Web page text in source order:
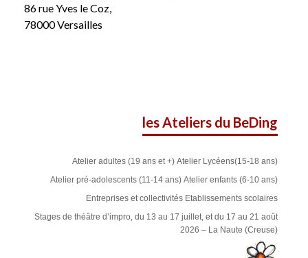
86 rue Yves le Coz,
78000 Versailles
les Ateliers du BeDing
Atelier adultes (19 ans et +) Atelier Lycéens(15-18 ans)
Atelier pré-adolescents (11-14 ans) Atelier enfants (6-10 ans)
Entreprises et collectivités Etablissements scolaires
Stages de théâtre d’impro, du 13 au 17 juillet, et du 17 au 21 août
2026 – La Naute (Creuse)